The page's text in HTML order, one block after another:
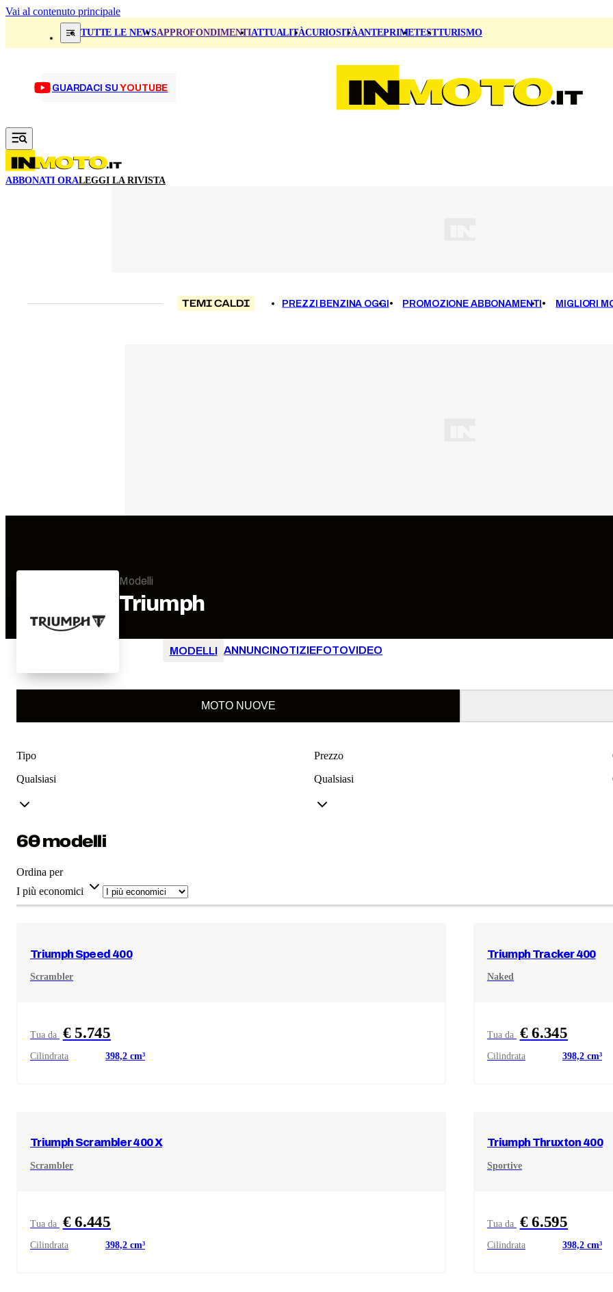
Vai al contenuto principale
TUTTE LE NEWSAPPROFONDIMENTIATTUALITÀCURIOSITÀANTEPRIMETESTTURISMO
GUARDACI SUYOUTUBE
ABBONATI ORALEGGI LA RIVISTA
TEMI CALDI PREZZI BENZINA OGGI PROMOZIONE ABBONAMENTI MIGLIORI
Modelli
Triumph
MODELLI ANNUNCINOTIZIEFOTOVIDEO
MOTO NUOVE
Tipo
Qualsiasi
Prezzo
Qualsiasi
60 modelli
Ordina per
I più economici
Triumph Speed 400
Scrambler
Tua da € 5.745
Cilindrata 398,2 cm³
Triumph Tracker 400
Naked
Tua da € 6.345
Cilindrata 398,2 cm³
Triumph Scrambler 400 X
Scrambler
Tua da € 6.445
Cilindrata 398,2 cm³
Triumph Thruxton 400
Sportive
Tua da € 6.595
Cilindrata 398,2 cm³